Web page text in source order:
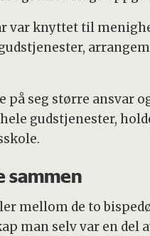
var knyttet til
på seg større ansvar
gudstjenester,
sammen
mellom de to
man selv var en del